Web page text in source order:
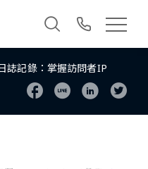
誌記錄：掌握訪問者IP